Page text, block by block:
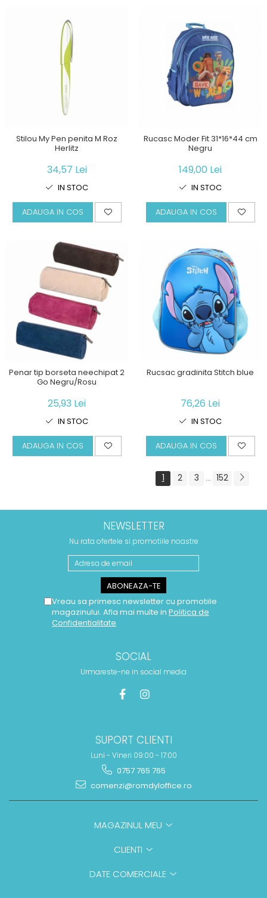
Stilou My Pen penita M Roz
Herlitz
34,57 Lei
IN STOC
ADAUGA IN COS
Rucasc Moder Fit 31*16*44 cm
Negru
149,00 Lei
IN STOC
ADAUGA IN COS
Penar tip borseta neechipat 2
Go Negru/Rosu
25,93 Lei
IN STOC
ADAUGA IN COS
Rucsac gradinita Stitch blue
76,26 Lei
IN STOC
ADAUGA IN COS
1 2 3 ... 152
NEWSLETTER
Nu rata ofertele si promotiile noastre
Vreau sa primesc newsletter cu promotiile
magazinului. Afla mai multe in Politica de
Confidentialitate
SOCIAL
Urmareste-ne in social media
SUPORT CLIENTI
Luni - Vineri 09:00 - 17:00
0757 765 765
comenzi@romdyloffice.ro
MAGAZINUL MEU
CLIENTI
DATE COMERCIALE